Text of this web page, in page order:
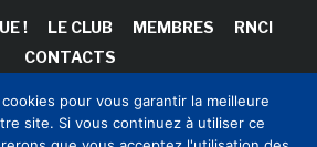
! LE CLUB MEMBRES
RNCI
CONTACTS
pour vous garantir la meilleure
site. Si vous continuez à utiliser ce